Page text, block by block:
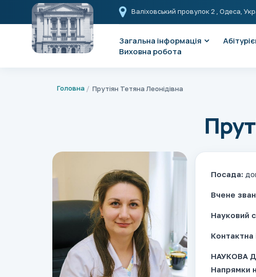
Валіховський провулок 2 , Одеса,
Загальна інформація
Виховна робота
Головна Прутіян Тетяна Леонідівна
Посада:
Вчене
Науковий
Контактна
НАУКОВА
Напрямки